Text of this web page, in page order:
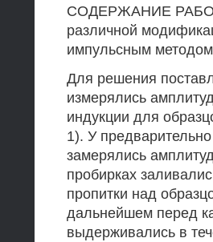
СОДЕРЖАНИЕ
различной
импульсным
Для решения
измерялись
индукции для
1). У
замерялись
пробирках
пропитки над
дальнейшем перед
выдерживались в